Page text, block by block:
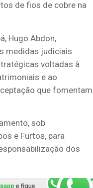
de fios de cobre na
Hugo Abdon,
medidas judiciais
voltadas à
e ao
que fomentam
sob
e Furtos, para
dos